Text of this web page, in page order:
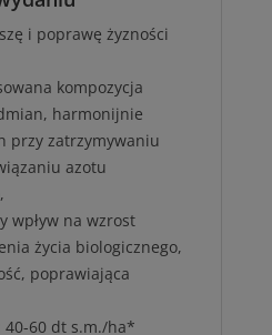
i poprawę żyzności
kompozycja
harmonijnie
przy zatrzymywaniu
azotu
wpływ na wzrost
życia biologicznego,
poprawiająca
40-60 dt s.m./ha*